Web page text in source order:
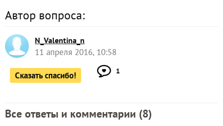
Автор вопроса:
N_Valentina_n
11 апреля 2016, 10:58
Сказать спасибо! 1
Все ответы и комментарии (8)